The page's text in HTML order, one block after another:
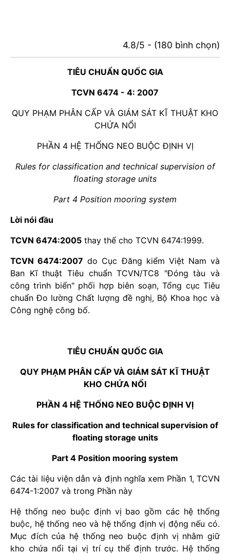
4.8/5 - (180 bình chọn)
TIÊU CHUẨN QUỐC GIA
TCVN 6474 - 4: 2007
QUY PHẠM PHÂN CẤP VÀ GIÁM SÁT KĨ THUẬT KHO
CHỨA NỔI
PHẦN 4 HỆ THỐNG NEO BUỘC ĐỊNH VỊ
Rules for classification and technical supervision of
floating storage units
Part 4 Position mooring system
Lời nói đầu
TCVN 6474:2005 thay thế cho TCVN 6474:1999.
TCVN 6474:2007 do Cục Đăng kiểm Việt Nam và
Ban Kĩ thuật Tiêu chuẩn TCVN/TC8 "Đóng tàu và
công trình biển" phối hợp biên soạn, Tổng cục Tiêu
chuẩn Đo lường Chất lượng đề nghị, Bộ Khoa học và
Công nghệ công bố.
TIÊU CHUẨN QUỐC GIA
QUY PHẠM PHÂN CẤP VÀ GIÁM SÁT KĨ THUẬT
KHO CHỨA NỔI
PHẦN 4 HỆ THỐNG NEO BUỘC ĐỊNH VỊ
Rules for classification and technical supervision of
floating storage units
Part 4 Position mooring system
Các tài liệu viện dẫn và định nghĩa xem Phần 1, TCVN
6474-1:2007 và trong Phần này
Hệ thống neo buộc định vị bao gồm các hệ thống
buộc, hệ thống neo và hệ thống định vị động nếu có.
Mục đích của hệ thống neo buộc định vị nhằm giữ
kho chứa nổi tại vị trí cụ thể định trước. Hệ thống